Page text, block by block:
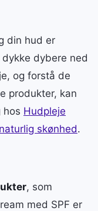
din hud er
dybere ned
og forstå de
produkter, kan
hos Hudpleje
skønhed.
, som
med SPF er